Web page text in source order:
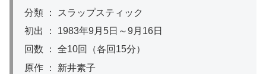
分類 ： スラップスティック
初出 ： 1983年9月5日～9月16日
回数 ： 全10回（各回15分）
原作 ： 新井素子